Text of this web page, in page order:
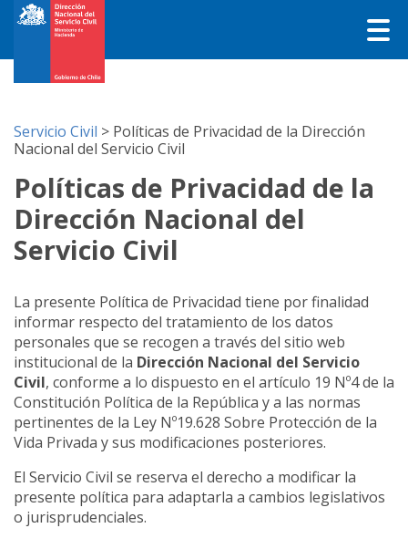
Servicio Civil > Políticas de Privacidad de la Dirección
Nacional del Servicio Civil
Políticas de Privacidad de la
Dirección Nacional del
Servicio Civil
La presente Política de Privacidad tiene por finalidad
informar respecto del tratamiento de los datos
personales que se recogen a través del sitio web
institucional de la Dirección Nacional del Servicio
Civil, conforme a lo dispuesto en el artículo 19 Nº4 de la
Constitución Política de la República y a las normas
pertinentes de la Ley Nº19.628 Sobre Protección de la
Vida Privada y sus modificaciones posteriores.
El Servicio Civil se reserva el derecho a modificar la
presente política para adaptarla a cambios legislativos
o jurisprudenciales.